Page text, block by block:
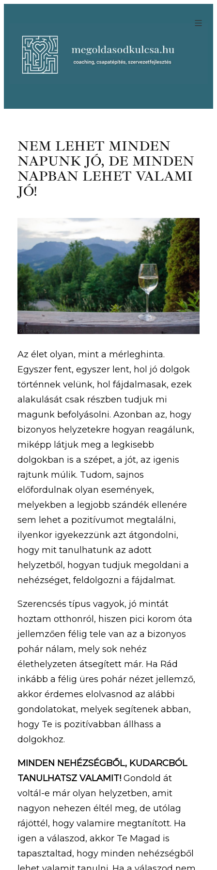
tartalomhoz
NEM LEHET MINDEN
NAPUNK JÓ, DE MINDEN
NAPBAN LEHET VALAMI
JÓ!
Az élet olyan, mint a mérleghinta.
Egyszer fent, egyszer lent, hol jó dolgok
történnek velünk, hol fájdalmasak, ezek
alakulását csak részben tudjuk mi
magunk befolyásolni. Azonban az, hogy
bizonyos helyzetekre hogyan reagálunk,
miképp látjuk meg a legkisebb
dolgokban is a szépet, a jót, az igenis
rajtunk múlik. Tudom, sajnos
előfordulnak olyan események,
melyekben a legjobb szándék ellenére
sem lehet a pozitívumot megtalálni,
ilyenkor igyekezzünk azt átgondolni,
hogy mit tanulhatunk az adott
helyzetből, hogyan tudjuk megoldani a
nehézséget, feldolgozni a fájdalmat.
Szerencsés típus vagyok, jó mintát
hoztam otthonról, hiszen pici korom óta
jellemzően félig tele van az a bizonyos
pohár nálam, mely sok nehéz
élethelyzeten átsegített már. Ha Rád
inkább a félig üres pohár nézet jellemző,
akkor érdemes elolvasnod az alábbi
gondolatokat, melyek segítenek abban,
hogy Te is pozitívabban állhass a
dolgokhoz.
MINDEN NEHÉZSÉGBŐL, KUDARCBÓL
TANULHATSZ VALAMIT! Gondold át
voltál-e már olyan helyzetben, amit
nagyon nehezen éltél meg, de utólag
rájöttél, hogy valamire megtanított. Ha
igen a válaszod, akkor Te Magad is
tapasztaltad, hogy minden nehézségből